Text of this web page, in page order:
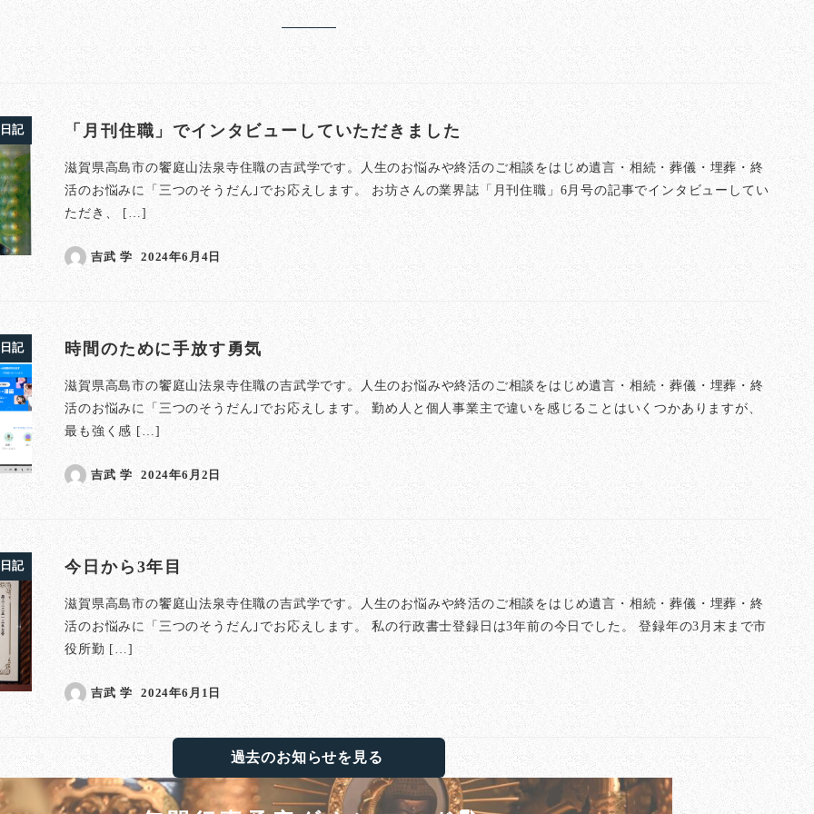
記 「月刊住職」でインタビューしていただきました
滋賀県高島市の饗庭山法泉寺住職の吉武学です。人生のお悩みや終活のご相談をはじめ遺言・相続・葬儀・埋葬・終
活のお悩みに「三つのそうだん｣でお応えします。 お坊さんの業界誌「月刊住職」6月号の記事でインタビューしてい
ただき、 […]
吉武 学
投稿日
2024年6月4日
記 時間のために手放す勇気
滋賀県高島市の饗庭山法泉寺住職の吉武学です。人生のお悩みや終活のご相談をはじめ遺言・相続・葬儀・埋葬・終
活のお悩みに「三つのそうだん｣でお応えします。 勤め人と個人事業主で違いを感じることはいくつかありますが、
最も強く感 […]
吉武 学
投稿日
2024年6月2日
記 今日から3年目
滋賀県高島市の饗庭山法泉寺住職の吉武学です。人生のお悩みや終活のご相談をはじめ遺言・相続・葬儀・埋葬・終
活のお悩みに「三つのそうだん｣でお応えします。 私の行政書士登録日は3年前の今日でした。 登録年の3月末まで市
役所勤 […]
吉武 学
投稿日
2024年6月1日
過去のお知らせを見る